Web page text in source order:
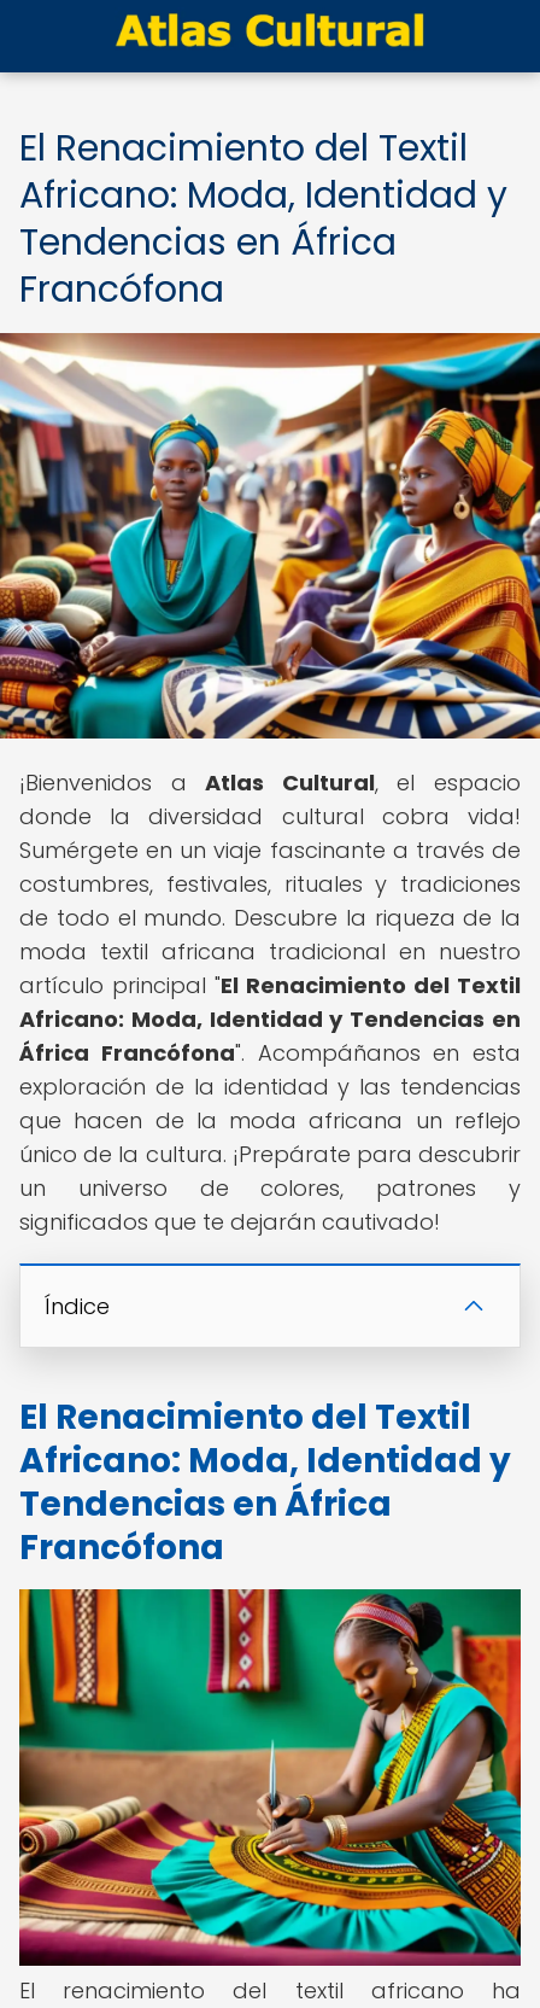
El Renacimiento del Textil
Africano: Moda, Identidad y
Tendencias en África
Francófona
¡Bienvenidos aAtlas Cultural, el espacio
donde la diversidad cultural cobra vida!
Sumérgete en un viaje fascinante a través de
costumbres, festivales, rituales y tradiciones
de todo el mundo. Descubre la riqueza de la
moda textil africana tradicional en nuestro
artículo principal "El Renacimiento del Textil
Africano: Moda, Identidad y Tendencias en
África Francófona". Acompáñanos en esta
exploración de la identidad y las tendencias
que hacen de la moda africana un reflejo
único de la cultura. ¡Prepárate para descubrir
un universo de colores, patrones y
significados que te dejarán cautivado!
Índice
El Renacimiento del Textil
Africano: Moda, Identidad y
Tendencias en África
Francófona
El renacimiento del textil africano ha